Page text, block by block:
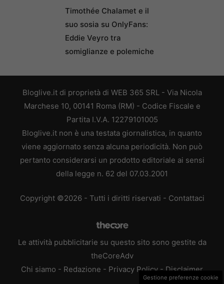
Timothée Chalamet e il
suo sosia su OnlyFans:
Eddie Veyro tra
somiglianze e polemiche
Bloglive.it di proprietà di WEB 365 SRL - Via Nicola
Marchese 10, 00141 Roma (RM) - Codice Fiscale e
Partita I.V.A. 12279101005
Bloglive.it non è una testata giornalistica, in quanto
viene aggiornato senza alcuna periodicità. Non può
pertanto considerarsi un prodotto editoriale ai sensi
della legge n. 62 del 07.03.2001
Copyright ©2026 - Tutti i diritti riservati - Contattaci
Le attività pubblicitarie su questo sito sono gestite da
theCoreAdv
Chi siamo - Redazione - Privacy Policy - Disclaimer
Gestione preferenze cookie